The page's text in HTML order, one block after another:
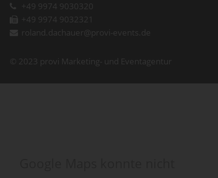
+49 9974 9030320
+49 9974 9032321
roland.dachauer@provi-events.de
© 2023 provi Marketing- und Eventagentur